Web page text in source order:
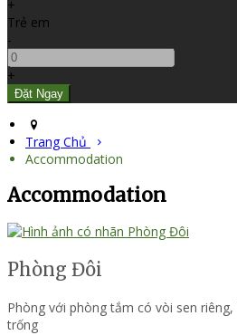
+
Trẻ em
-
+
Trang Chủ
Accommodation
Accommodation
Phòng Đôi
Phòng với phòng tắm có vòi sen riêng,
trống